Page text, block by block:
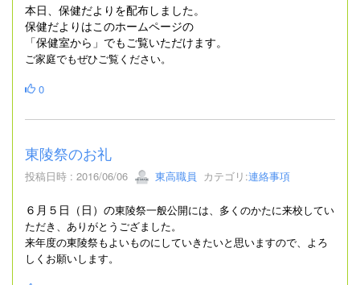
本日、保健だよりを配布しました。
保健だよりはこのホームページの
「保健室から」でもご覧いただけます。
ご家庭でもぜひご覧ください。
0
東陵祭のお礼
投稿日時 : 2016/06/06 東高職員 カテゴリ:連絡事項
６月５日（日）の東陵祭一般公開には、多くのかたに来校してい
ただき、ありがとうござました。
来年度の東陵祭もよいものにしていきたいと思いますので、よろ
しくお願いします。